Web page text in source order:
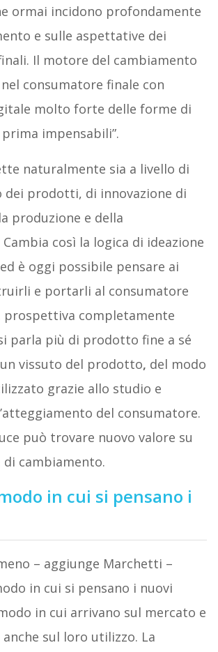
ormai incidono profondamente
e sulle aspettative dei
Il motore del cambiamento
consumatore finale con
molto forte delle forme di
impensabili”.
naturalmente sia a livello di
dei prodotti, di innovazione di
produzione e della
così la logica di ideazione
è oggi possibile pensare ai
e portarli al consumatore
prospettiva completamente
parla più di prodotto fine a sé
vissuto del prodotto, del modo
grazie allo studio e
del consumatore.
può trovare nuovo valore su
cambiamento.
in cui si pensano i
– aggiunge Marchetti –
in cui si pensano i nuovi
in cui arrivano sul mercato e
sul loro utilizzo. La